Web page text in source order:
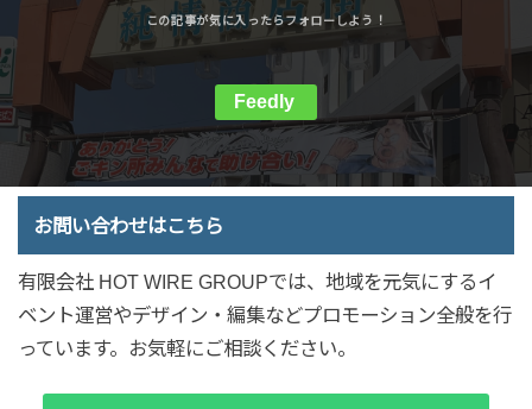
Feedly
お問い合わせはこちら
有限会社 HOT WIRE GROUPでは、地域を元気にするイ
ベント運営やデザイン・編集などプロモーション全般を行
っています。お気軽にご相談ください。